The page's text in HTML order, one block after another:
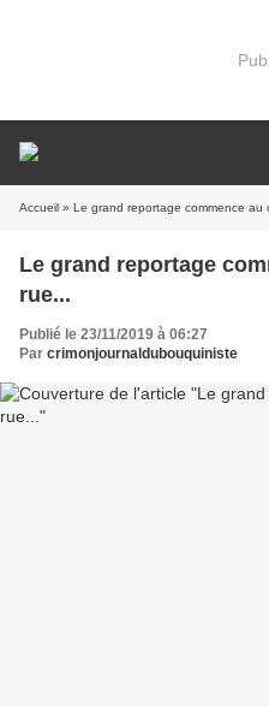
Accueil » Le grand reportage commence au
Le grand reportage
rue...
Publié le 23/11/2019 à 06:27
Par crimonjournaldubouquiniste